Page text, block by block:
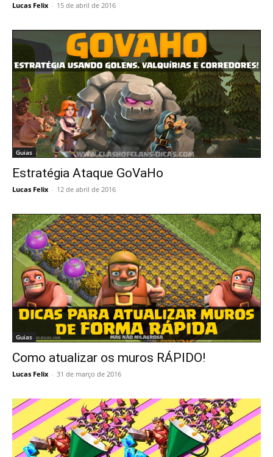
Lucas Felix - 15 de abril de 2016
Guias
Estratégia Ataque GoVaHo
Lucas Felix - 12 de abril de 2016
Guias
Como atualizar os muros RÁPIDO!
Lucas Felix - 31 de março de 2016